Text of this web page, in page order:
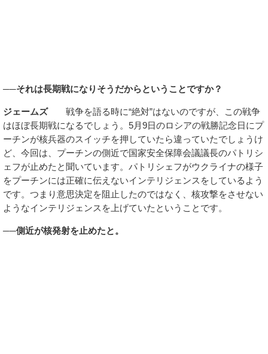
──それは長期戦になりそうだからということですか？
ジェームズ戦争を語る時に“絶対”はないのですが、この戦争
はほぼ長期戦になるでしょう。5月9日のロシアの戦勝記念日にプ
ーチンが核兵器のスイッチを押していたら違っていたでしょうけ
ど、今回は、プーチンの側近で国家安全保障会議議長のパトリシ
ェフが止めたと聞いています。パトリシェフがウクライナの様子
をプーチンには正確に伝えないインテリジェンスをしているよう
です。つまり意思決定を阻止したのではなく、核攻撃をさせない
ようなインテリジェンスを上げていたということです。
──側近が核発射を止めたと。